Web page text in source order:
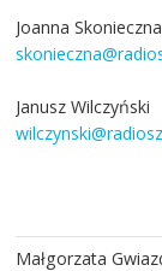
Joanna Skonieczna
Janusz Wilczyński
Małgorzata